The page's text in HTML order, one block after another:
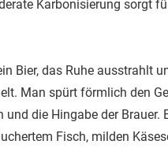
Karbonisierung sorgt
Bier, das Ruhe ausstrahlt
Man spürt förmlich den
die Hingabe der Brauer.
Fisch, milden